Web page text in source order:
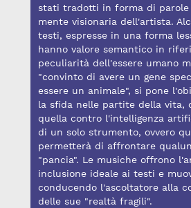
stati tradotti in forma di parole
mente visionaria dell'artista.
testi, espresse in una forma
hanno valore semantico in
peculiarità dell'essere umano
"convinto di avere un gene
essere un animale", si pone
la sfida nelle partite della vita,
quella contro l'intelligenza
di un solo strumento, ovvero
permetterà di affrontare
"pancia". Le musiche offrono
inclusione ideale ai testi e
conducendo l'ascoltatore alla
delle sue "realtà fragili".